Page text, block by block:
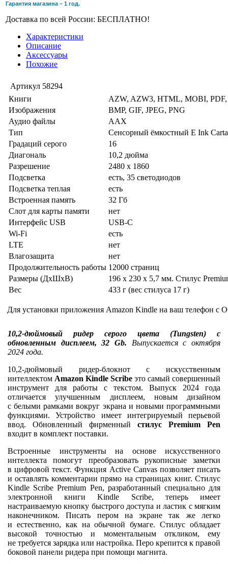
Гарантия магазина – 1 год.
Доставка по всей России: БЕСПЛАТНО!
Характеристики
Описание
Аксессуары
Похожие
Артикул 58294
Книги
AZW, AZW3, HTML, MOBI,
Изображения
BMP, GIF, JPEG, PNG
Аудио файлы
AAX
Тип
Сенсорный ёмкостный E Ink
Градаций серого
16
Диагональ
10,2 дюйма
Разрешение
2480 x 1860
Подсветка
есть, 35 светодиодов
Подсветка теплая
есть
Встроенная память
32 Гб
Слот для карты памяти
нет
Интерфейс USB
USB-C
Wi-Fi
есть
LTE
нет
Влагозащита
нет
Продолжительность работы 12000 страниц
Размеры (ДхШхВ)
196 x 230 x 5,7 мм. Стилус
Вес
433 г (вес стилуса 17 г)
Для установки приложения Amazon Kindle на ваш телефон с
10,2-дюймовый ридер серого цвета (Tungsten) с
обновленным дисплеем, 32 Gb. Выпускается с октября
2024 года.
10,2-дюймовый ридер-блокнот с искусственным
интеллектом Amazon Kindle Scribe это самый совершенный
инструмент для работы с текстом. Выпуск 2024 года
отличается улучшенным дисплеем, новым дизайном
с белыми рамками вокруг экрана и новыми программными
функциями. Устройство имеет интегрируемый перьевой
ввод. Обновленный фирменный стилус Premium Pen
входит в комплект поставки.
Встроенные инструменты на основе искусственного
интеллекта помогут преобразовать рукописные заметки
в цифровой текст. Функция Active Canvas позволяет писать
и оставлять комментарии прямо на страницах книг. Стилус
Kindle Scribe Premium Pen, разработанный специально для
электронной книги Kindle Scribe, теперь имеет
настраиваемую кнопку быстрого доступа и ластик с мягким
наконечником. Писать пером на экране так же легко
и естественно, как на обычной бумаге. Стилус обладает
высокой точностью и моментальным откликом, ему
не требуется зарядка или настройка. Перо крепится к правой
боковой панели ридера при помощи магнита.